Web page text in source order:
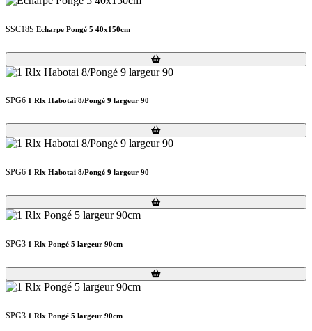
SSC18S Echarpe Pongé 5 40x150cm
Loading...
Loading...
SPG6 1 Rlx Habotai 8/Pongé 9 largeur 90
Loading...
Loading...
SPG6 1 Rlx Habotai 8/Pongé 9 largeur 90
Loading...
Loading...
SPG3 1 Rlx Pongé 5 largeur 90cm
Loading...
Loading...
SPG3 1 Rlx Pongé 5 largeur 90cm